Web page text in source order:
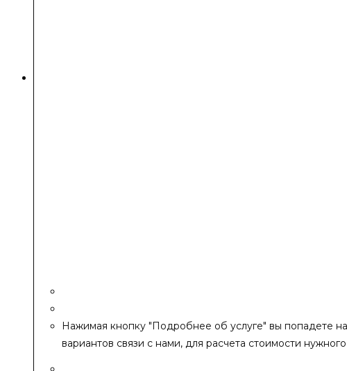
Нажимая кнопку "Подробнее об услуге" вы попадете
вариантов связи с нами, для расчета стоимости